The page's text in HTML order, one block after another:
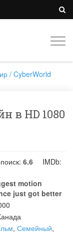
/ CyberWorld
в HD 1080
6.6
IMDb:
motion
just got better
, Семейный,